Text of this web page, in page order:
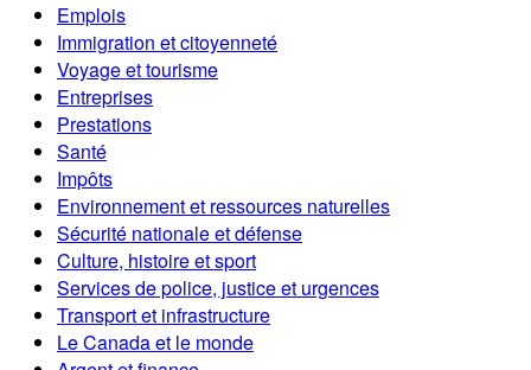
Emplois
Immigration et citoyenneté
Voyage et tourisme
Entreprises
Prestations
Santé
Impôts
Environnement et ressources naturelles
Sécurité nationale et défense
Culture, histoire et sport
Services de police, justice et urgences
Transport et infrastructure
Le Canada et le monde